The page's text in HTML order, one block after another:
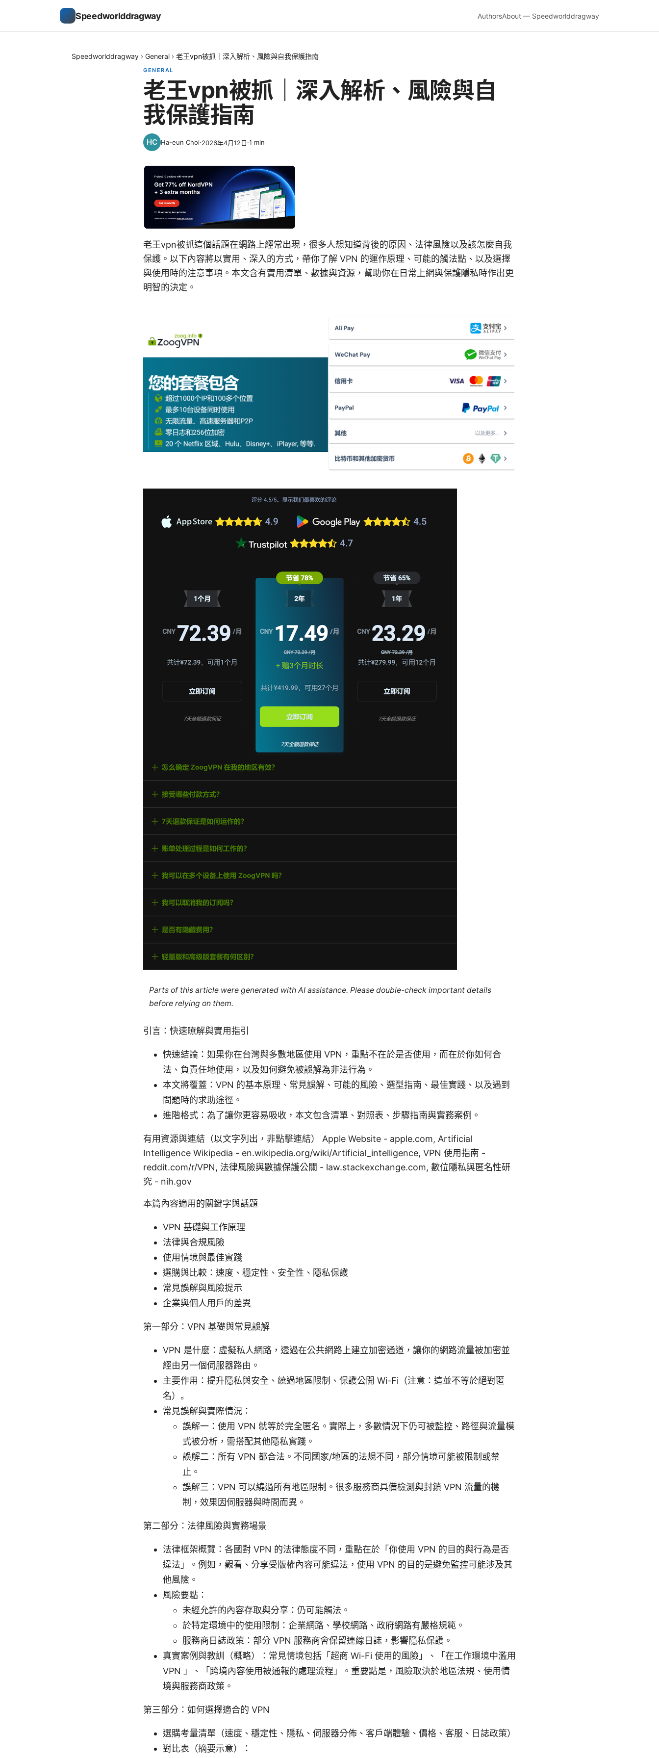
Speedworlddragway AuthorsAbout — Speedworlddragway
Speedworlddragway › General › 老王vpn被抓｜深入解析、風險與自我保護指南
GENERAL
老王vpn被抓｜深入解析、風險與自
我保護指南
Ha-eun Choi·2026年4月12日·1 min
老王vpn被抓這個話題在網路上經常出現，很多人想知道背後的原因、法律風險以及該怎麼自我
保護。以下內容將以實用、深入的方式，帶你了解 VPN 的運作原理、可能的觸法點、以及選擇
與使用時的注意事項。本文含有實用清單、數據與資源，幫助你在日常上網與保護隱私時作出更
明智的決定。
Parts of this article were generated with AI assistance. Please double-check important details
before relying on them.
引言：快速瞭解與實用指引
快速結論：如果你在台灣與多數地區使用 VPN，重點不在於是否使用，而在於你如何合
法、負責任地使用，以及如何避免被誤解為非法行為。
本文將覆蓋：VPN 的基本原理、常見誤解、可能的風險、選型指南、最佳實踐、以及遇到
問題時的求助途徑。
進階格式：為了讓你更容易吸收，本文包含清單、對照表、步驟指南與實務案例。
有用資源與連結（以文字列出，非點擊連結） Apple Website - apple.com, Artificial
Intelligence Wikipedia - en.wikipedia.org/wiki/Artificial_intelligence, VPN 使用指南 -
reddit.com/r/VPN, 法律風險與數據保護公關 - law.stackexchange.com, 數位隱私與匿名性研
究 - nih.gov
本篇內容適用的關鍵字與話題
VPN 基礎與工作原理
法律與合規風險
使用情境與最佳實踐
選購與比較：速度、穩定性、安全性、隱私保護
常見誤解與風險提示
企業與個人用戶的差異
第一部分：VPN 基礎與常見誤解
VPN 是什麼：虛擬私人網路，透過在公共網路上建立加密通道，讓你的網路流量被加密並
經由另一個伺服器路由。
主要作用：提升隱私與安全、繞過地區限制、保護公開 Wi-Fi（注意：這並不等於絕對匿
名）。
常見誤解與實際情況：
誤解一：使用 VPN 就等於完全匿名。實際上，多數情況下仍可被監控、路徑與流量模
式被分析，需搭配其他隱私實踐。
誤解二：所有 VPN 都合法。不同國家/地區的法規不同，部分情境可能被限制或禁
止。
誤解三：VPN 可以繞過所有地區限制。很多服務商具備檢測與封鎖 VPN 流量的機
制，效果因伺服器與時間而異。
第二部分：法律風險與實務場景
法律框架概覽：各國對 VPN 的法律態度不同，重點在於「你使用 VPN 的目的與行為是否
違法」。例如，觀看、分享受版權內容可能違法，使用 VPN 的目的是避免監控可能涉及其
他風險。
風險要點：
未經允許的內容存取與分享：仍可能觸法。
於特定環境中的使用限制：企業網路、學校網路、政府網路有嚴格規範。
服務商日誌政策：部分 VPN 服務商會保留連線日誌，影響隱私保護。
真實案例與教訓（概略）：常見情境包括「超商 Wi-Fi 使用的風險」、「在工作環境中濫用
VPN 」、「跨境內容使用被通報的處理流程」。重要點是，風險取決於地區法規、使用情
境與服務商政策。
第三部分：如何選擇適合的 VPN
選購考量清單（速度、穩定性、隱私、伺服器分佈、客戶端體驗、價格、客服、日誌政策）
對比表（摘要示意）：